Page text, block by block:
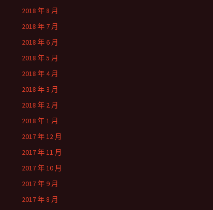
2018 年 8 月
2018 年 7 月
2018 年 6 月
2018 年 5 月
2018 年 4 月
2018 年 3 月
2018 年 2 月
2018 年 1 月
2017 年 12 月
2017 年 11 月
2017 年 10 月
2017 年 9 月
2017 年 8 月